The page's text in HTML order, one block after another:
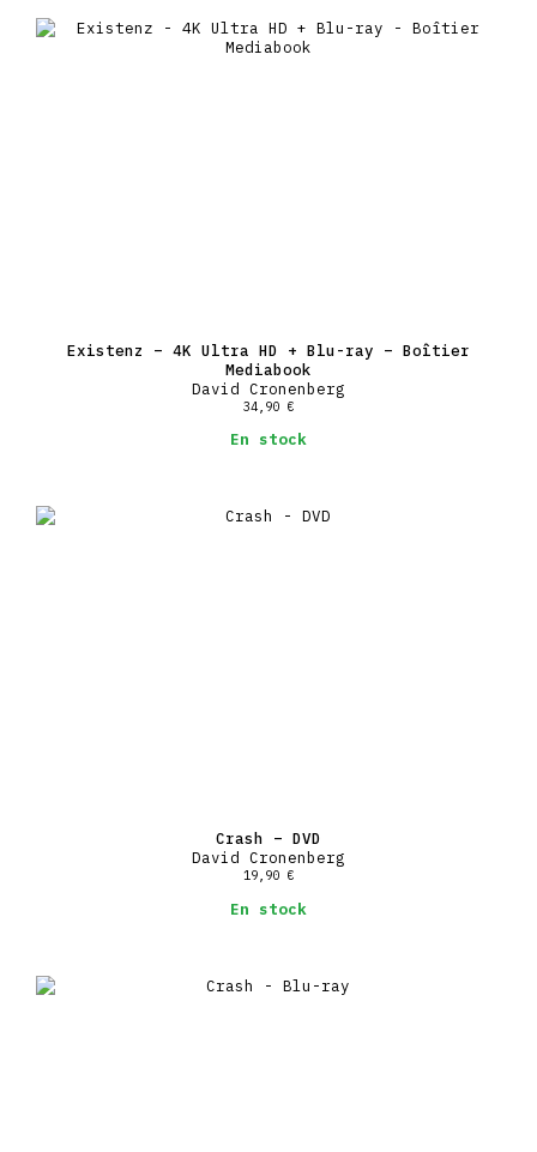
Existenz – 4K Ultra HD + Blu-ray – Boîtier
Mediabook
David Cronenberg
34,90 €
En stock
Crash – DVD
David Cronenberg
19,90 €
En stock